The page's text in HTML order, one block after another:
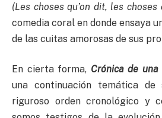
(Les choses qu’on dit, les choses
comedia coral en donde ensaya
de las cuitas amorosas de sus
En cierta forma, Crónica de
una continuación temática de
riguroso orden cronológico y